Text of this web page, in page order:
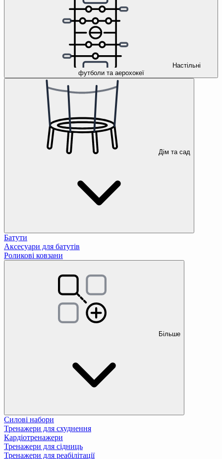
Настільні
футболи та аерохокеї
Дім та сад
Батути
Аксесуари для батутів
Роликові ковзани
Більше
Силові набори
Тренажери для схуднення
Кардіотренажери
Тренажери для сідниць
Тренажери для реабілітації